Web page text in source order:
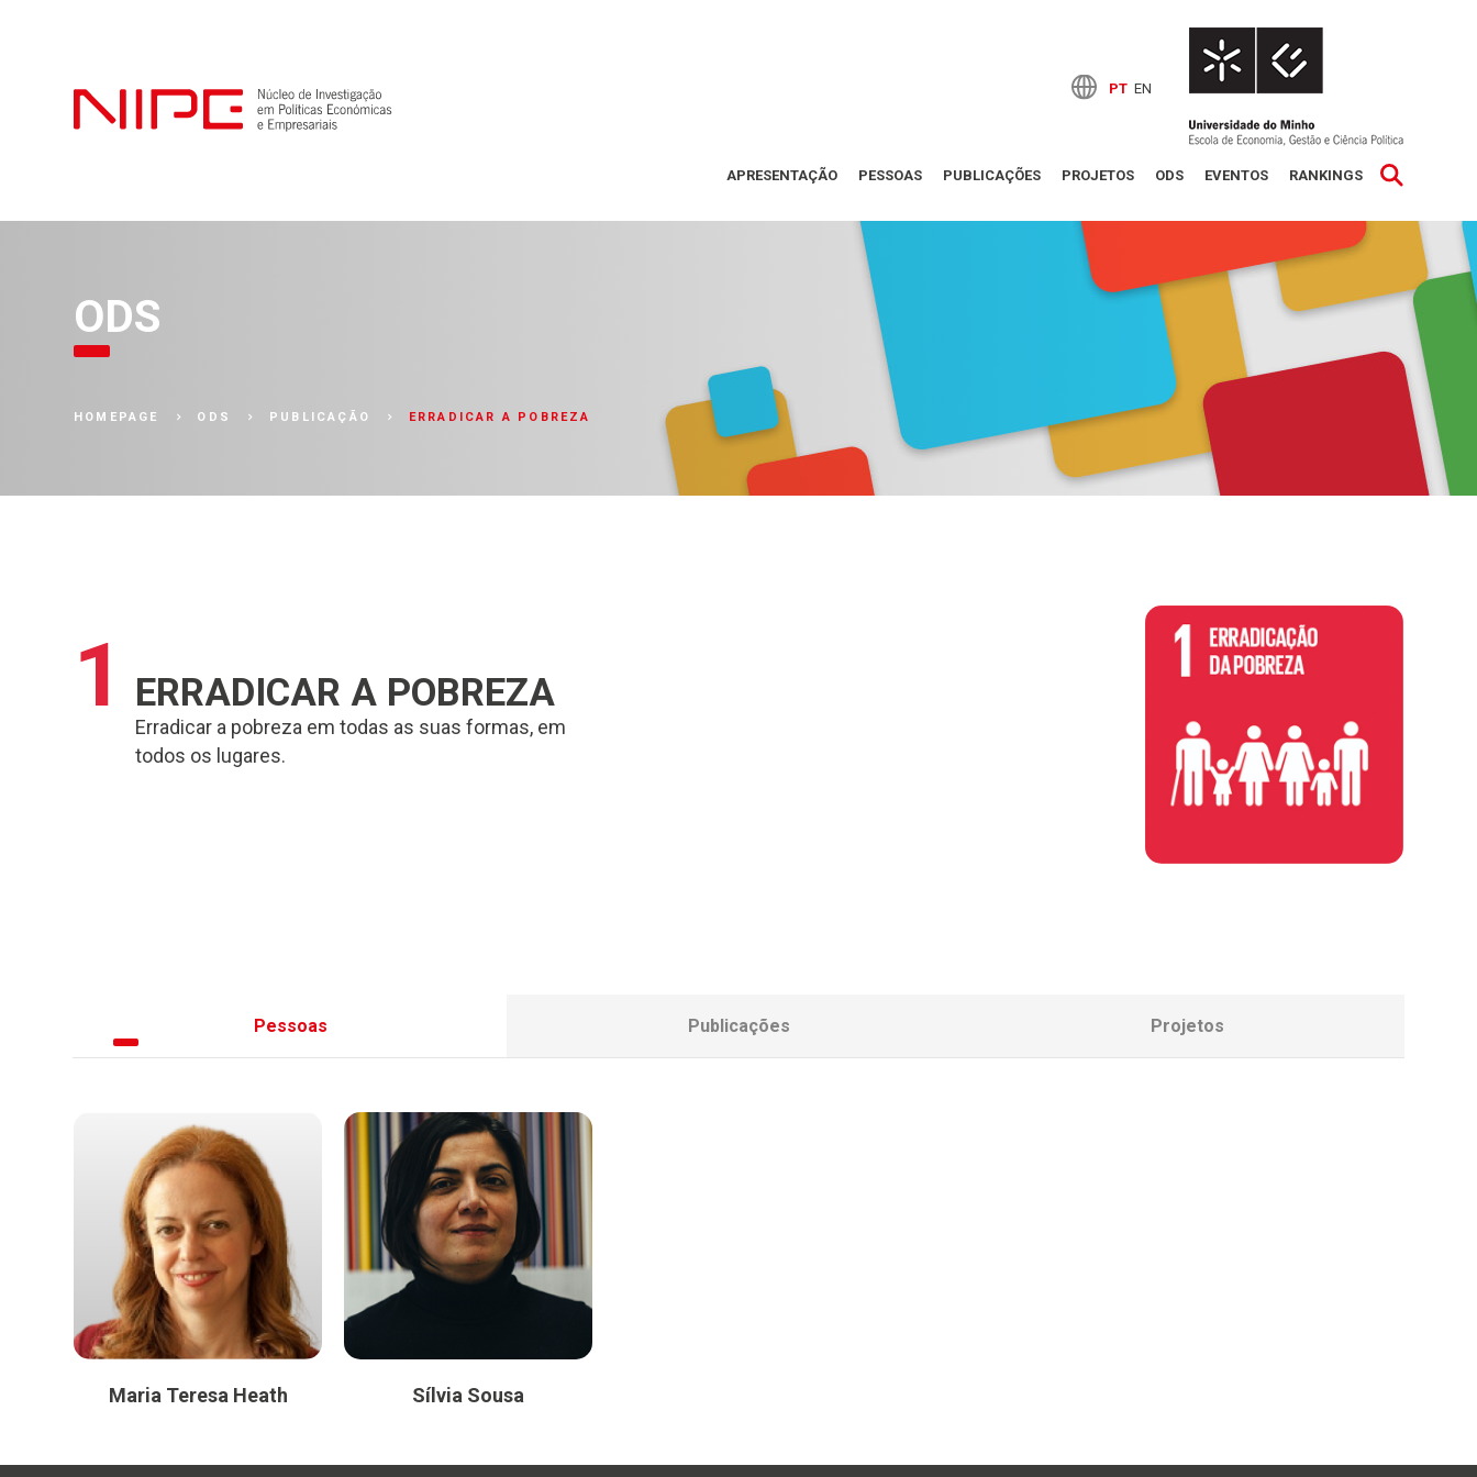
PT EN
APRESENTAÇÃO PESSOAS PUBLICAÇÕES PROJETOS ODS EVENTOS RANKINGS
ODS
HOMEPAGE ODS PUBLICAÇÃO ERRADICAR A POBREZA
1 ERRADICAR A POBREZA
Erradicar a pobreza em todas as suas formas, em
todos os lugares.
Pessoas Publicações Projetos
Maria Teresa Heath Sílvia Sousa